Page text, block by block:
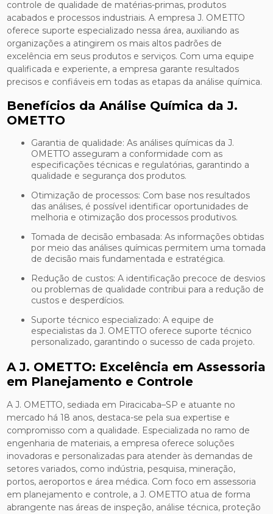
controle de qualidade de matérias-primas, produtos
acabados e processos industriais. A empresa J. OMETTO
oferece suporte especializado nessa área, auxiliando as
organizações a atingirem os mais altos padrões de
excelência em seus produtos e serviços. Com uma equipe
qualificada e experiente, a empresa garante resultados
precisos e confiáveis em todas as etapas da análise química.
Benefícios da Análise Química da J.
OMETTO
Garantia de qualidade: As análises químicas da J.
OMETTO asseguram a conformidade com as
especificações técnicas e regulatórias, garantindo a
qualidade e segurança dos produtos.
Otimização de processos: Com base nos resultados
das análises, é possível identificar oportunidades de
melhoria e otimização dos processos produtivos.
Tomada de decisão embasada: As informações obtidas
por meio das análises químicas permitem uma tomada
de decisão mais fundamentada e estratégica.
Redução de custos: A identificação precoce de desvios
ou problemas de qualidade contribui para a redução de
custos e desperdícios.
Suporte técnico especializado: A equipe de
especialistas da J. OMETTO oferece suporte técnico
personalizado, garantindo o sucesso de cada projeto.
A J. OMETTO: Excelência em Assessoria
em Planejamento e Controle
A J. OMETTO, sediada em Piracicaba–SP e atuante no
mercado há 18 anos, destaca-se pela sua expertise e
compromisso com a qualidade. Especializada no ramo de
engenharia de materiais, a empresa oferece soluções
inovadoras e personalizadas para atender às demandas de
setores variados, como indústria, pesquisa, mineração,
portos, aeroportos e área médica. Com foco em assessoria
em planejamento e controle, a J. OMETTO atua de forma
abrangente nas áreas de inspeção, análise técnica, proteção